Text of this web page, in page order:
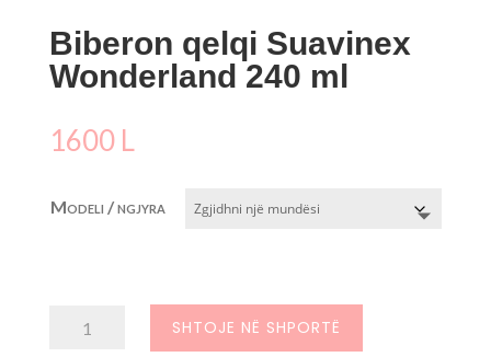
Biberon qelqi Suavinex
Wonderland 240 ml
1600 L
Modeli / ngjyra
SHTOJE NË SHPORTË